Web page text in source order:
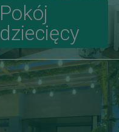
Pokój
dziecięcy